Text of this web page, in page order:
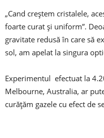
„Cand creștem cristalele,
foarte curat și uniform”.
gravitate redusă în care să
sol, am apelat la singura
Experimentul efectuat la
Melbourne, Australia, ar
curățăm gazele cu efect de